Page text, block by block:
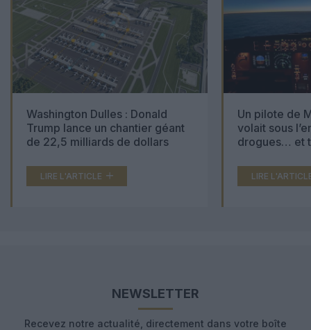
Washington Dulles : Donald
Trump lance un chantier géant
de 22,5 milliards de dollars
LIRE L'ARTICLE
Un pilote de
volait sous
drogues… et
LIRE
NEWSLETTER
Recevez notre actualité, directement dans votre boîte